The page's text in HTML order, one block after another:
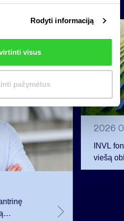
Rodyti informaciją
visus
pažymėtus
2026
INVL
viešą
12 mln.